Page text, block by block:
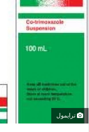
ترايمول